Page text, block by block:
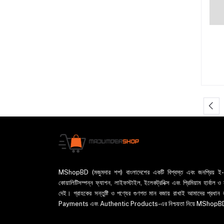
MShopBD (মজুমদার শপ) বাংলাদেশের একটি বিশ্বস্ত এবং জনপ্রিয় ই-
কোয়ালিটিসম্পন্ন ফ্যাশন, লাইফস্টাইল, ইলেকট্রনিক্স এবং প্রিমিয়াম
দেই। গ্রাহকের সন্তুষ্টি ও পণ্যের গুণগত মান বজায় রাখাই আমাদের
Payments এবং Authentic Products-এর নিশ্চয়তা নিয়ে MShopBD